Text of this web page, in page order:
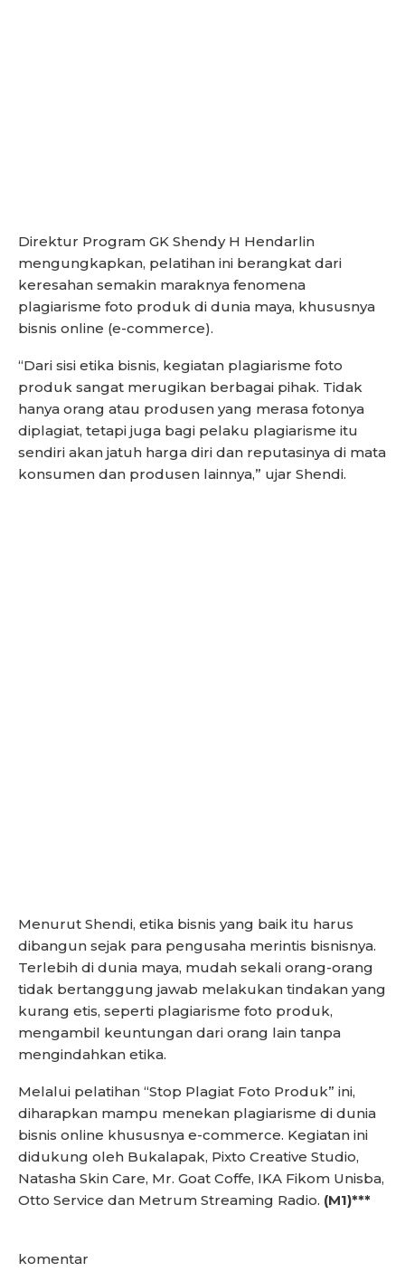
Direktur Program GK Shendy H Hendarlin
mengungkapkan, pelatihan ini berangkat dari
keresahan semakin maraknya fenomena
plagiarisme foto produk di dunia maya, khususnya
bisnis online (e-commerce).
“Dari sisi etika bisnis, kegiatan plagiarisme foto
produk sangat merugikan berbagai pihak. Tidak
hanya orang atau produsen yang merasa fotonya
diplagiat, tetapi juga bagi pelaku plagiarisme itu
sendiri akan jatuh harga diri dan reputasinya di mata
konsumen dan produsen lainnya,” ujar Shendi.
Menurut Shendi, etika bisnis yang baik itu harus
dibangun sejak para pengusaha merintis bisnisnya.
Terlebih di dunia maya, mudah sekali orang-orang
tidak bertanggung jawab melakukan tindakan yang
kurang etis, seperti plagiarisme foto produk,
mengambil keuntungan dari orang lain tanpa
mengindahkan etika.
Melalui pelatihan “Stop Plagiat Foto Produk” ini,
diharapkan mampu menekan plagiarisme di dunia
bisnis online khususnya e-commerce. Kegiatan ini
didukung oleh Bukalapak, Pixto Creative Studio,
Natasha Skin Care, Mr. Goat Coffe, IKA Fikom Unisba,
Otto Service dan Metrum Streaming Radio. (M1)***
komentar